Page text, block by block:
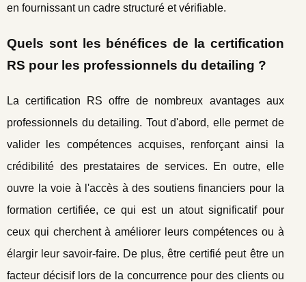
en fournissant un cadre structuré et vérifiable.
Quels sont les bénéfices de la certification
RS pour les professionnels du detailing ?
La certification RS offre de nombreux avantages aux
professionnels du detailing. Tout d'abord, elle permet de
valider les compétences acquises, renforçant ainsi la
crédibilité des prestataires de services. En outre, elle
ouvre la voie à l'accès à des soutiens financiers pour la
formation certifiée, ce qui est un atout significatif pour
ceux qui cherchent à améliorer leurs compétences ou à
élargir leur savoir-faire. De plus, être certifié peut être un
facteur décisif lors de la concurrence pour des clients ou